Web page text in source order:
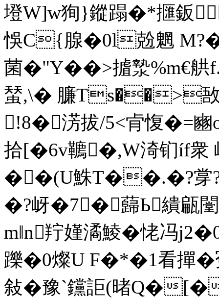
墱W]w狥}鏦蹋�*擓鈑
悞C{腺�0l兝魍
菌�"Y��>摣漐%m€舼
蝅,\� 臁Ts��>敔
!8�淓拔/5<肻愎�=
拾[�6v韀�,W渏钔íf衆
��(U鮢T��.�?牚
�?岈�7�蘬Ь繢甂闛
m‖n羜嫤潏鯪�恅冯
躒�0燦U F�*�1看撣
敍�豫ˋ钂詎(暏Q�